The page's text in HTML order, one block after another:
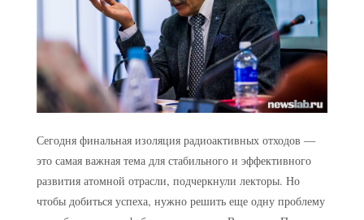
Сегодня финальная изоляция радиоактивных отходов —
это самая важная тема для стабильного и эффективного
развития атомной отрасли, подчеркнули лекторы. Но
чтобы добиться успеха, нужно решить еще одну проблему